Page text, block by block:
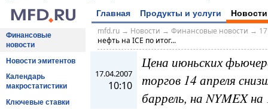
Главная Продукты и услуги Новости
Финансовые
новости
Новости эмитентов
Календарь
макростатистики
Ключевые ставки
mfd.ru→ Новости → Финансовые новости →
нефть на IСE по итог...
17.04.2007
10:10
Цена июньских
торгов 14 апреля
баррель, на NYMEX